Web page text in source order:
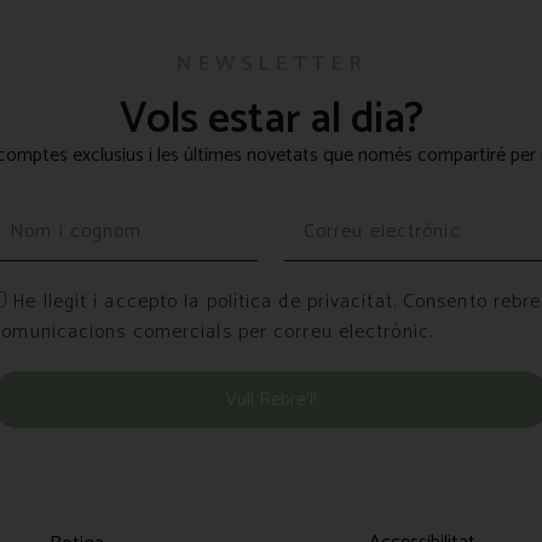
Vols estar al dia?
exclusius i les últimes novetats que només compartiré per
He llegit i accepto la política de privacitat. Consento rebre
comercials per correu electrònic.